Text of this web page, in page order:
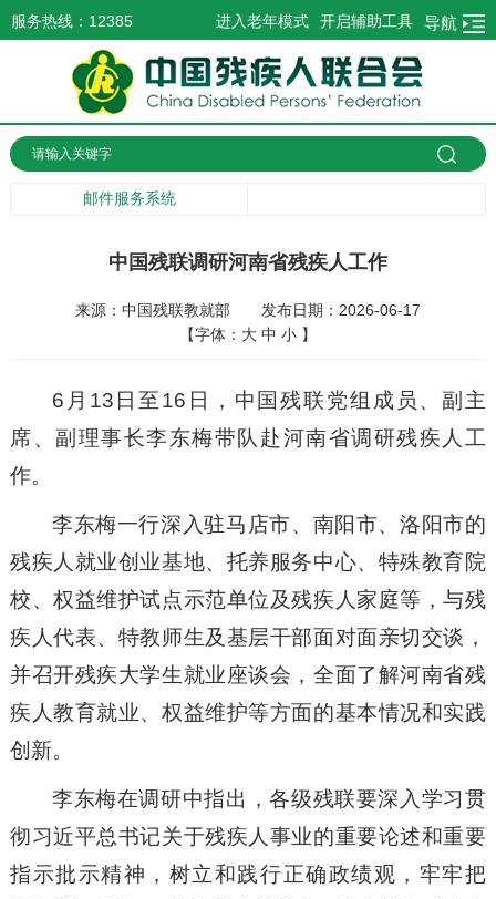
服务热线：12385 导航
开启辅助工具
进入老年模式
邮件服务系统
中国残联调研河南省残疾人工作
来源：中国残联教就部
发布日期：2026-06-17
【字体： 大 中 小 】
6月13日至16日，中国残联党组成员、副主
席、副理事长李东梅带队赴河南省调研残疾人工
作。
李东梅一行深入驻马店市、南阳市、洛阳市的
残疾人就业创业基地、托养服务中心、特殊教育院
校、权益维护试点示范单位及残疾人家庭等，与残
疾人代表、特教师生及基层干部面对面亲切交谈，
并召开残疾大学生就业座谈会，全面了解河南省残
疾人教育就业、权益维护等方面的基本情况和实践
创新。
李东梅在调研中指出，各级残联要深入学习贯
彻习近平总书记关于残疾人事业的重要论述和重要
指示批示精神，树立和践行正确政绩观，牢牢把